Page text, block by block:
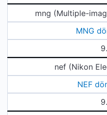
mng (Multiple-
MNG
nef (Nikon
NEF